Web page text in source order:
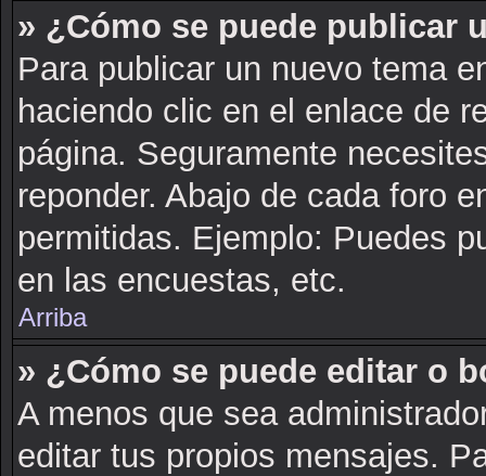
» ¿Cómo se puede publicar
Para publicar un nuevo tema
haciendo clic en el enlace de
página. Seguramente
reponder. Abajo de cada foro
permitidas. Ejemplo: Puedes
en las encuestas, etc.
Arriba
» ¿Cómo se puede editar o
A menos que sea
editar tus propios mensajes.